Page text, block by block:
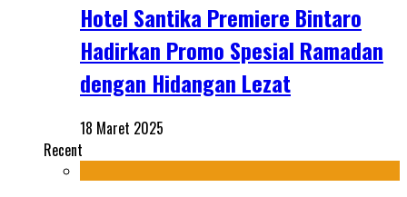
Hotel Santika Premiere Bintaro
Hadirkan Promo Spesial Ramadan
dengan Hidangan Lezat
18 Maret 2025
Recent